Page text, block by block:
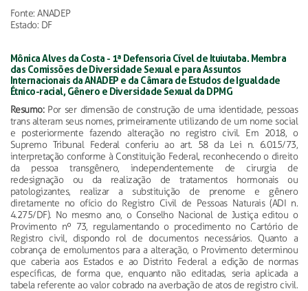
Fonte: ANADEP
Estado: DF
Mônica Alves da Costa - 1ª Defensoria Cível de Ituiutaba. Membra
das Comissões de Diversidade Sexual e para Assuntos
Internacionais da ANADEP e da Câmara de Estudos de Igualdade
Étnico-racial, Gênero e Diversidade Sexual da DPMG
Resumo:Por ser dimensão de construção de uma identidade, pessoas
trans alteram seus nomes, primeiramente utilizando de um nome social
e posteriormente fazendo alteração no registro civil. Em 2018, o
Supremo Tribunal Federal conferiu ao art. 58 da Lei n. 6.015/73,
interpretação conforme à Constituição Federal, reconhecendo o direito
da pessoa transgênero, independentemente de cirurgia de
redesignação ou da realização de tratamentos hormonais ou
patologizantes, realizar a substituição de prenome e gênero
diretamente no ofício do Registro Civil de Pessoas Naturais (ADI n.
4.275/DF). No mesmo ano, o Conselho Nacional de Justiça editou o
Provimento nº 73, regulamentando o procedimento no Cartório de
Registro civil, dispondo rol de documentos necessários. Quanto a
cobrança de emolumentos para a alteração, o Provimento determinou
que caberia aos Estados e ao Distrito Federal a edição de normas
específicas, de forma que, enquanto não editadas, seria aplicada a
tabela referente ao valor cobrado na averbação de atos de registro civil.